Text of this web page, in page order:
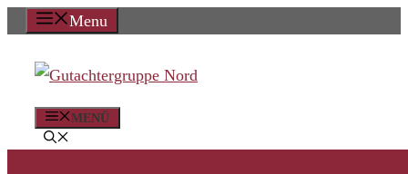
Zum
springen
Menu
MENÜ